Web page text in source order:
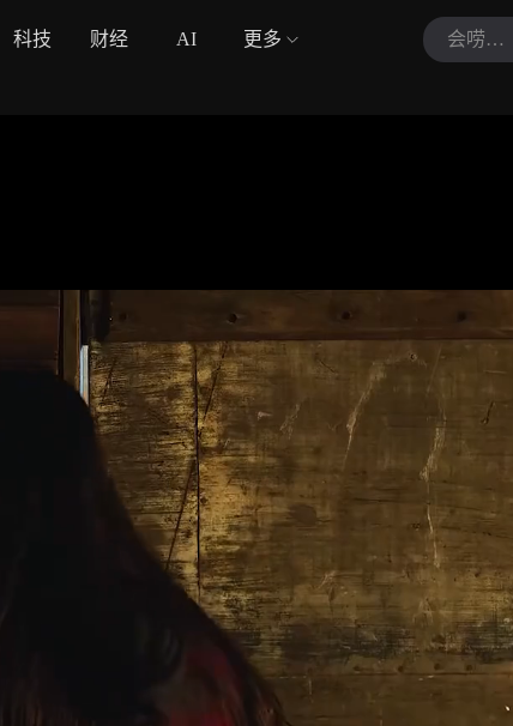
科技 财经 AI 更多 会唠电影解说